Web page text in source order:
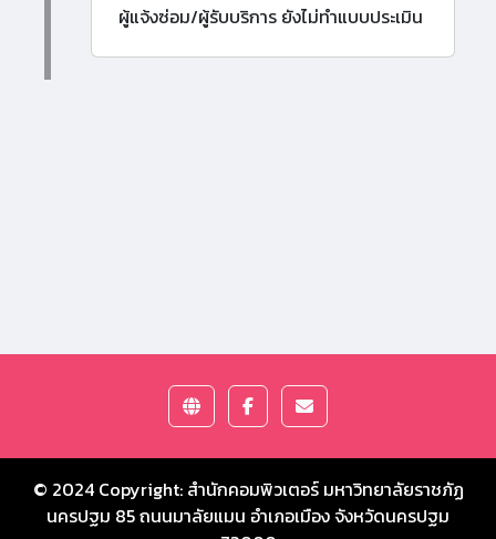
ผู้แจ้งซ่อม/ผู้รับบริการ ยังไม่ทำแบบประเมิน
© 2024 Copyright: สำนักคอมพิวเตอร์ มหาวิทยาลัยราชภัฏ
นครปฐม 85 ถนนมาลัยแมน อำเภอเมือง จังหวัดนครปฐม